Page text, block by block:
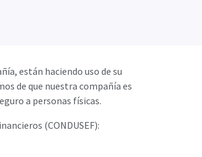
están haciendo uso de su
de que nuestra compañía es
a personas físicas.
(CONDUSEF):